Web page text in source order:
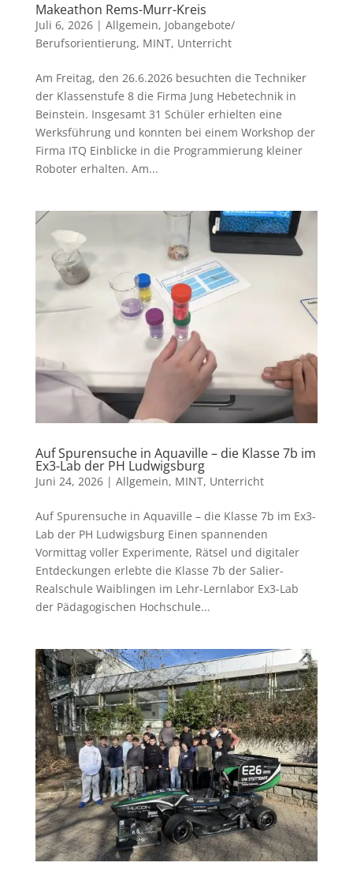
Makeathon Rems-Murr-Kreis
Juli 6, 2026| Allgemein, Jobangebote/
Berufsorientierung, MINT, Unterricht
Am Freitag, den 26.6.2026 besuchten die Techniker
der Klassenstufe 8 die Firma Jung Hebetechnik in
Beinstein. Insgesamt 31 Schüler erhielten eine
Werksführung und konnten bei einem Workshop der
Firma ITQ Einblicke in die Programmierung kleiner
Roboter erhalten. Am...
Auf Spurensuche in Aquaville – die Klasse 7b im
Ex3-Lab der PH Ludwigsburg
Juni 24, 2026| Allgemein, MINT, Unterricht
Auf Spurensuche in Aquaville – die Klasse 7b im Ex3-
Lab der PH Ludwigsburg Einen spannenden
Vormittag voller Experimente, Rätsel und digitaler
Entdeckungen erlebte die Klasse 7b der Salier-
Realschule Waiblingen im Lehr-Lernlabor Ex3-Lab
der Pädagogischen Hochschule...